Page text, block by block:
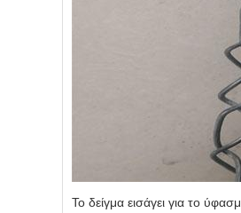
Το δείγμα εισάγει για το